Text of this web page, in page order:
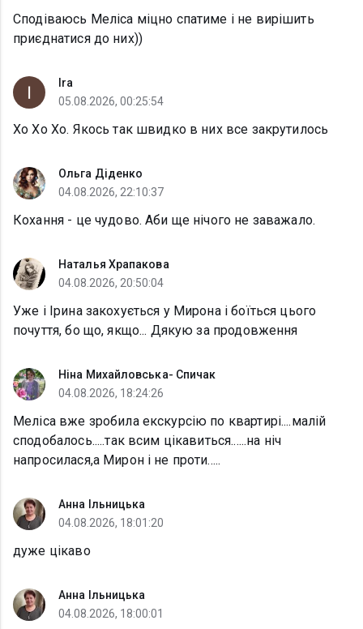
Сподіваюсь Меліса міцно спатиме і не вирішить
приєднатися до них))
Ira
05.08.2026, 00:25:54
Хо Хо Хо. Якось так швидко в них все закрутилось
Ольга Діденко
04.08.2026, 22:10:37
Кохання - це чудово. Аби ще нічого не заважало.
Наталья Храпакова
04.08.2026, 20:50:04
Уже і Ірина закохується у Мирона і боїться цього
почуття, бо що, якщо... Дякую за продовження
Ніна Михайловська- Спичак
04.08.2026, 18:24:26
Меліса вже зробила екскурсію по квартирі....малій
сподобалось.....так всим цікавиться......на ніч
напросилася,а Мирон і не проти.....
Анна Ільницька
04.08.2026, 18:01:20
дуже цікаво
Анна Ільницька
04.08.2026, 18:00:01